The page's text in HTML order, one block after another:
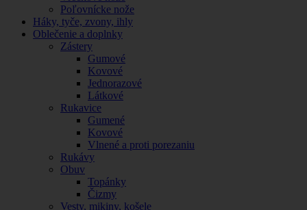
Poľovnícke nože
Háky, tyče, zvony, ihly
Oblečenie a doplnky
Zástery
Gumové
Kovové
Jednorazové
Látkové
Rukavice
Gumené
Kovové
Vlnené a proti porezaniu
Rukávy
Obuv
Topánky
Čizmy
Vesty, mikiny, košele